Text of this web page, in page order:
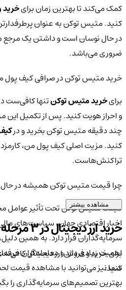
کمک می‌کند تا بهترین زمان برایخرید
کنید. متیس توکن به عنوان
در حال نوسان است و داشتن یک مرجع
ضروری می‌باشد.
خرید متیس توکن در صرافی کیف پول
برایخرید متیس توکنتنها کافی‌ست
و احراز هویت کنید. پس از تکمیل این
چند دقیقه متیس توکن بخرید و درکیف
کنید. مزیت اصلی کیف پول من، کارمزد
تراکنش‌هاست.
چرا قیمت متیس توکن همیشه در حال
قیمت متیس توکن تحت تأثیر عوامل
اخبار اقتصادی جهان، سیاست‌های
سرمایه‌گذاران قرار دارد. به همین دلیل،
اهمیت زیادی دارد و معامله‌گران
شما نیز می‌توانید با مشاهده قیمت
بهترین تصمیم‌های سرمایه‌گذاری را
مشاهده بیشتر
خرید ارز دیجیتال در 3 مرحله ساده
برای خرید و فروش ارز دیجیتال
کنید: